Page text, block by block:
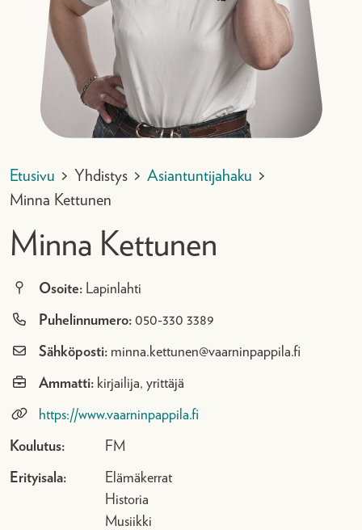
Etusivu > Yhdistys > Asiantuntijahaku >
Minna Kettunen
Minna Kettunen
Osoite: Lapinlahti
Puhelinnumero: 050-330 3389
Sähköposti: minna.kettunen@vaarninpappila.fi
Ammatti: kirjailija, yrittäjä
https://www.vaarninpappila.fi
Koulutus: FM
Erityisala:
Elämäkerrat
Historia
Musiikki